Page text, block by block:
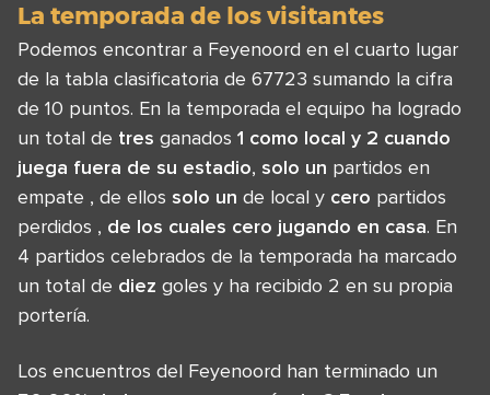
La temporada de los visitantes
Podemos encontrar a Feyenoord en el cuarto lugar
de la tabla clasificatoria de 67723 sumando la cifra
de 10 puntos. En la temporada el equipo ha logrado
un total de tres ganados 1 como local y 2 cuando
juega fuera de su estadio, solo un partidos en
empate , de ellos solo un de local y cero partidos
perdidos , de los cuales cero jugando en casa. En
4 partidos celebrados de la temporada ha marcado
un total de diez goles y ha recibido 2 en su propia
portería.
Los encuentros del Feyenoord han terminado un